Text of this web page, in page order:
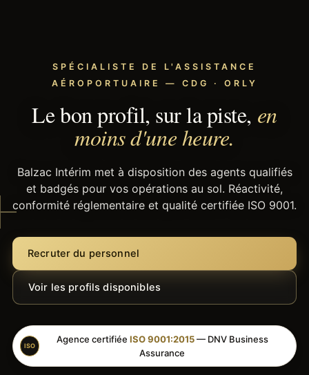
SPÉCIALISTE DE L'ASSISTANCE
AÉROPORTUAIRE — CDG · ORLY
Le bon profil, sur la piste, en
moins d'une heure.
Balzac Intérim met à disposition des agents qualifiés
et badgés pour vos opérations au sol. Réactivité,
conformité réglementaire et qualité certifiée ISO 9001.
Recruter du personnel
Voir les profils disponibles
ISO
Agence certifiée ISO 9001:2015— DNV Business
Assurance